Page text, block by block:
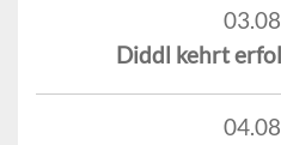
Diddl kehrt